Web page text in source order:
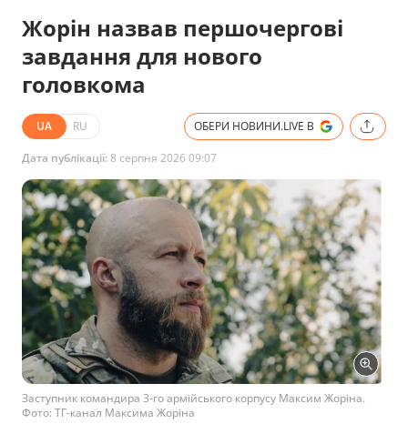
Жорін назвав першочергові
завдання для нового
головкома
UA RU ОБЕРИ НОВИНИ.LIVE В
Дата публікації:8 серпня 2026 09:07
Заступник командира 3-го армійського корпусу Максим Жоріна.
Фото: ТГ-канал Максима Жоріна